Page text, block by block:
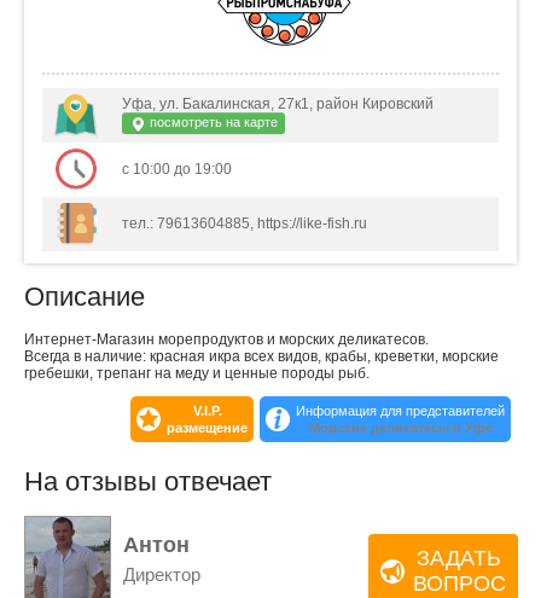
Уфа, ул. Бакалинская, 27к1, район Кировский
посмотреть на карте
с 10:00 до 19:00
тел.: 79613604885, https://like-fish.ru
Описание
Интернет-Магазин морепродуктов и морских деликатесов.
Всегда в наличие: красная икра всех видов, крабы, креветки, морские
гребешки, трепанг на меду и ценные породы рыб.
V.I.P.
размещение
Информация для представителей
Морские деликатесы в Уфе
На отзывы отвечает
Антон
Директор
ЗАДАТЬ
ВОПРОС